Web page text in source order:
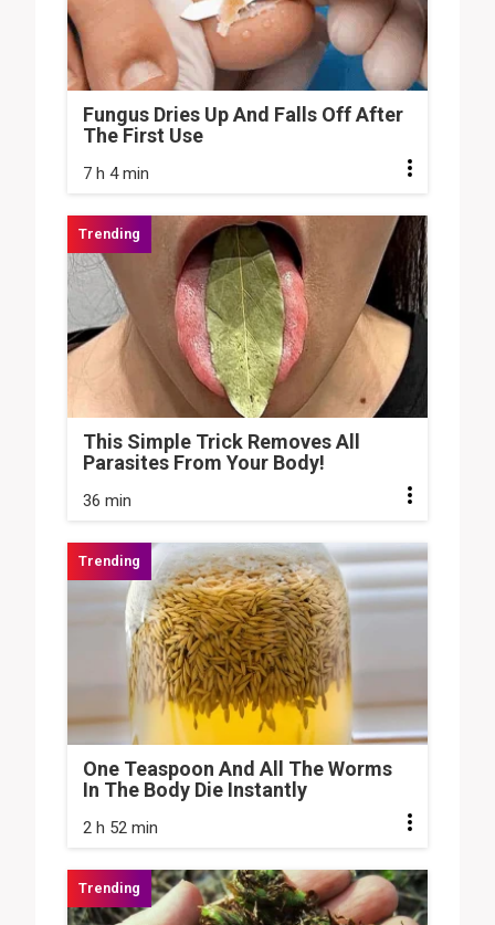
Fungus Dries Up And Falls Off After
The First Use
7 h 4 min
This Simple Trick Removes All
Parasites From Your Body!
36 min
One Teaspoon And All The Worms
In The Body Die Instantly
2 h 52 min